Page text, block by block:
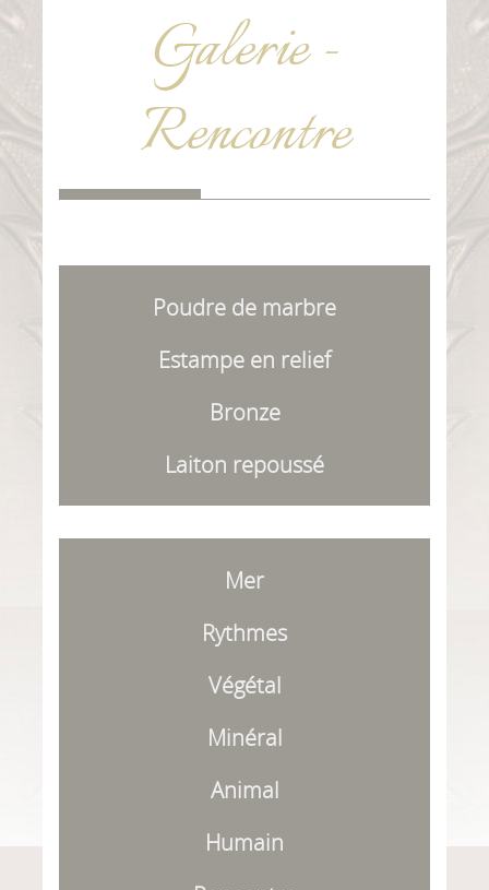
Galerie -
Rencontre
Poudre de marbre
Estampe en relief
Bronze
Laiton repoussé
Mer
Rythmes
Végétal
Minéral
Animal
Humain